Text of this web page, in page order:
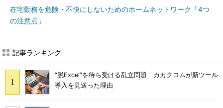
在宅勤務を危険・不快にしないためのホームネットワーク「4つ
の注意点」
記事ランキング
“脱Excel”を待ち受ける乱立問題 カカクコムが新ツール
導入を見送った理由